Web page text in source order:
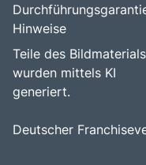
Hinweise
Teile des Bildmaterials
wurden mittels KI
generiert.
Deutscher